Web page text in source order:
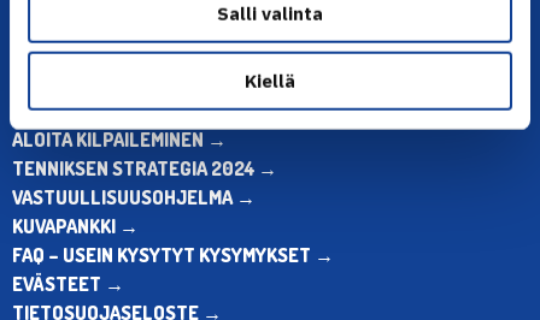
Salli valinta
Kiellä
sähköpostitse: toimisto@tennis.fi
KAIKKI YHTEYSTIEDOT →
ALOITA HARRASTUS →
ALOITA KILPAILEMINEN →
TENNIKSEN STRATEGIA 2024 →
VASTUULLISUUSOHJELMA →
KUVAPANKKI →
FAQ – USEIN KYSYTYT KYSYMYKSET →
EVÄSTEET →
TIETOSUOJASELOSTE →